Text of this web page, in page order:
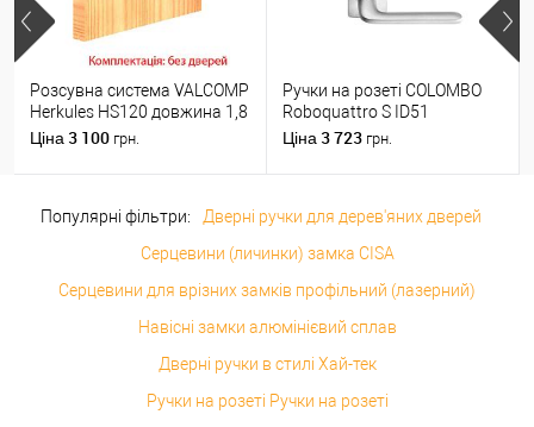
Розсувна система VALCOMP
Herkules HS120 довжина 1,8
м на 1 полотно вагою до
Ціна 3 100 грн.
Ручки на розеті COLOMBO
Roboquattro S ID51
(PT19BZG-PT13) матовий
Ціна 3 723 грн.
Популярні фільтри:
Дверні ручки для дерев'яних дверей
Серцевини (личинки) замка CISA
Серцевини для врізних замків профільний (лазерний)
Навісні замки алюмінієвий сплав
Дверні ручки в стилі Хай-тек
Ручки на розеті Ручки на розеті